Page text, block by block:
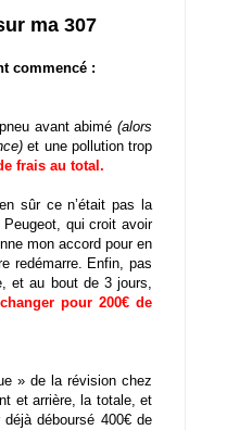
ma 307
commencé :
avant abimé(alors
et une pollution trop
frais au total.
sûr ce n’était pas la
qui croit avoir
mon accord pour en
redémarre. Enfin, pas
et au bout de 3 jours,
pour 200€ de
» de la révision chez
et arrière, la totale, et
déboursé 400€ de